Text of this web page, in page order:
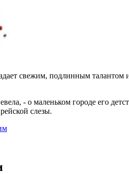
свежим, подлинным талантом
- о маленьком городе его
слезы.